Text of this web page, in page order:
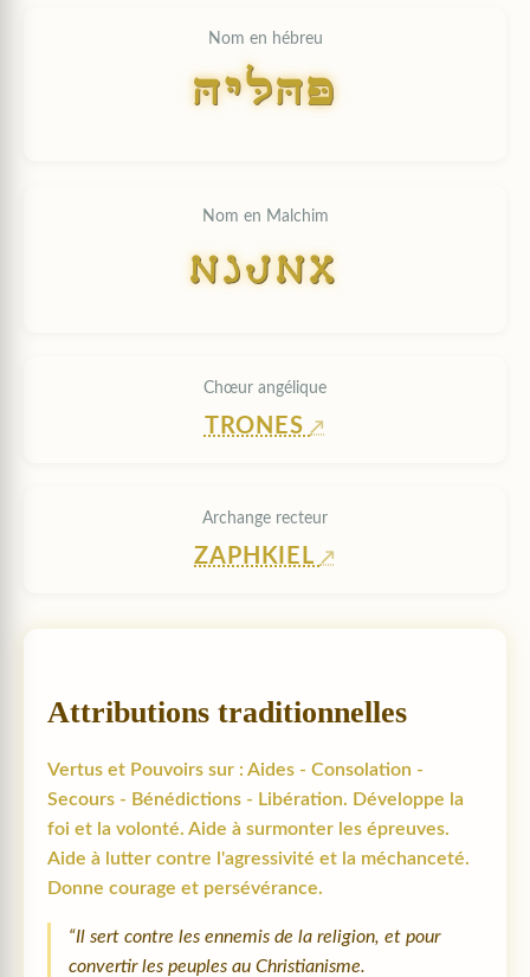
Nom en hébreu
HYLHP
Nom en Malchim
HYLHP
Chœur angélique
TRONES
Archange recteur
ZAPHKIEL
Attributions traditionnelles
Vertus et Pouvoirs sur : Aides - Consolation -
Secours - Bénédictions - Libération. Développe la
foi et la volonté. Aide à surmonter les épreuves.
Aide à lutter contre l'agressivité et la méchanceté.
Donne courage et persévérance.
“Il sert contre les ennemis de la religion, et pour
convertir les peuples au Christianisme.